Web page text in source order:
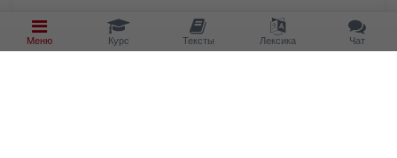
Меню Курс Тексты Лексика Чат